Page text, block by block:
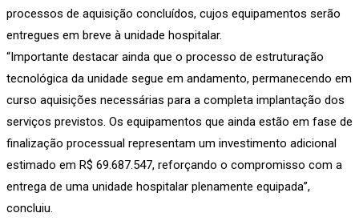
processos de aquisição concluídos, cujos equipamentos serão
entregues em breve à unidade hospitalar.
“Importante destacar ainda que o processo de estruturação
tecnológica da unidade segue em andamento, permanecendo em
curso aquisições necessárias para a completa implantação dos
serviços previstos. Os equipamentos que ainda estão em fase de
finalização processual representam um investimento adicional
estimado em R$ 69.687.547, reforçando o compromisso com a
entrega de uma unidade hospitalar plenamente equipada”,
concluiu.